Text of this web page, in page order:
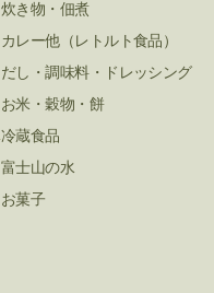
炊き物・佃煮
カレー他（レトルト食品）
だし・調味料・ドレッシング
お米・穀物・餅
冷蔵食品
富士山の水
お菓子